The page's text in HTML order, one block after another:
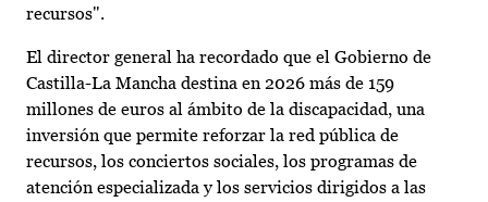
recursos".
El director general ha recordado que el Gobierno de
Castilla-La Mancha destina en 2026 más de 159
millones de euros al ámbito de la discapacidad, una
inversión que permite reforzar la red pública de
recursos, los conciertos sociales, los programas de
atención especializada y los servicios dirigidos a las